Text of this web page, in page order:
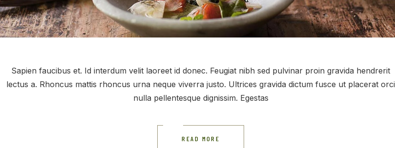
Sapien faucibus et. Id interdum velit laoreet id donec. Feugiat nibh sed pulvinar proin gravida hendrerit
lectus a. Rhoncus mattis rhoncus urna neque viverra justo. Ultrices gravida dictum fusce ut placerat orci
nulla pellentesque dignissim. Egestas
READ MORE